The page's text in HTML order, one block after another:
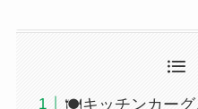
🍽️キッチンカーグ